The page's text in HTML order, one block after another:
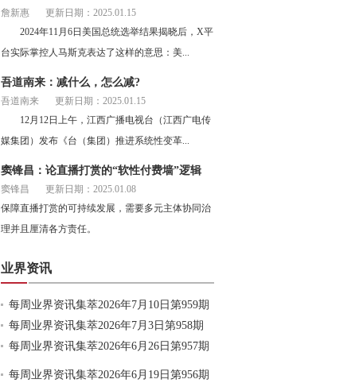
詹新惠
更新日期：2025.01.15
2024年11月6日美国总统选举结果揭晓后，X平
台实际掌控人马斯克表达了这样的意思：美...
吾道南来：减什么，怎么减?
吾道南来
更新日期：2025.01.15
12月12日上午，江西广播电视台（江西广电传
媒集团）发布《台（集团）推进系统性变革...
窦锋昌：论直播打赏的“软性付费墙”逻辑
窦锋昌
更新日期：2025.01.08
保障直播打赏的可持续发展，需要多元主体协同治
理并且厘清各方责任。
业界资讯
每周业界资讯集萃2026年7月10日第959期
每周业界资讯集萃2026年7月3日第958期
每周业界资讯集萃2026年6月26日第957期
每周业界资讯集萃2026年6月19日第956期